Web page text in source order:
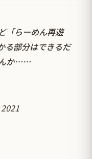
「らーめん再遊
る部分はできるだ
んか……